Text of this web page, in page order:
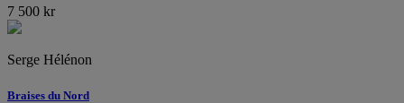
7 500 kr
Serge Hélénon
Braises du Nord